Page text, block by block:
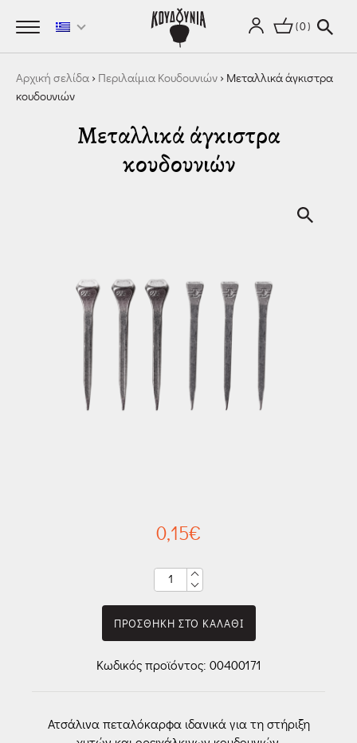
0
Αρχική σελίδα › Περιλαίμια Κουδουνιών › Μεταλλικά άγκιστρα
κουδουνιών
Μεταλλικά άγκιστρα
κουδουνιών
0,15€
ΠΟΣΟΤΗΤΑ
ΠΡΟΣΘΗΚΗ ΣΤΟ ΚΑΛΑΘΙ
Κωδικός προϊόντος: 00400171
Ατσάλινα πεταλόκαρφα ιδανικά για τη στήριξη